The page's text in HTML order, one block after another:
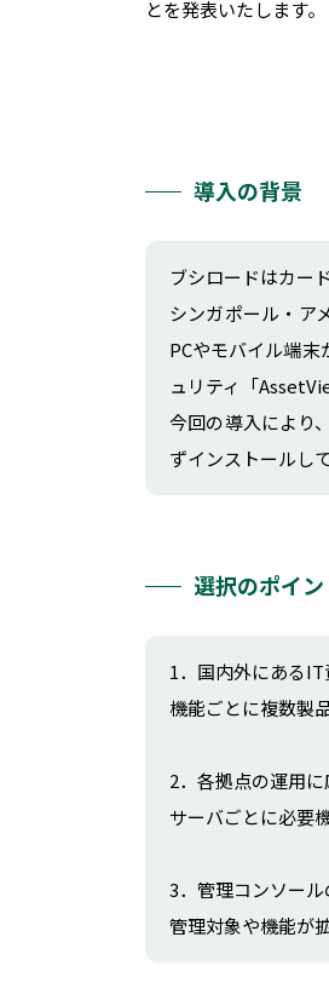
とを発表いたします。
導入の背景
ブシロードはカー
シンガポール・ア
PCやモバイル端
ュリティ「
今回の導入により
ずインストールし
選択のポイン
1．国内外にある
機能ごとに複数製
2．各拠点の運用
サーバごとに必要
3．管理コンソー
管理対象や機能が